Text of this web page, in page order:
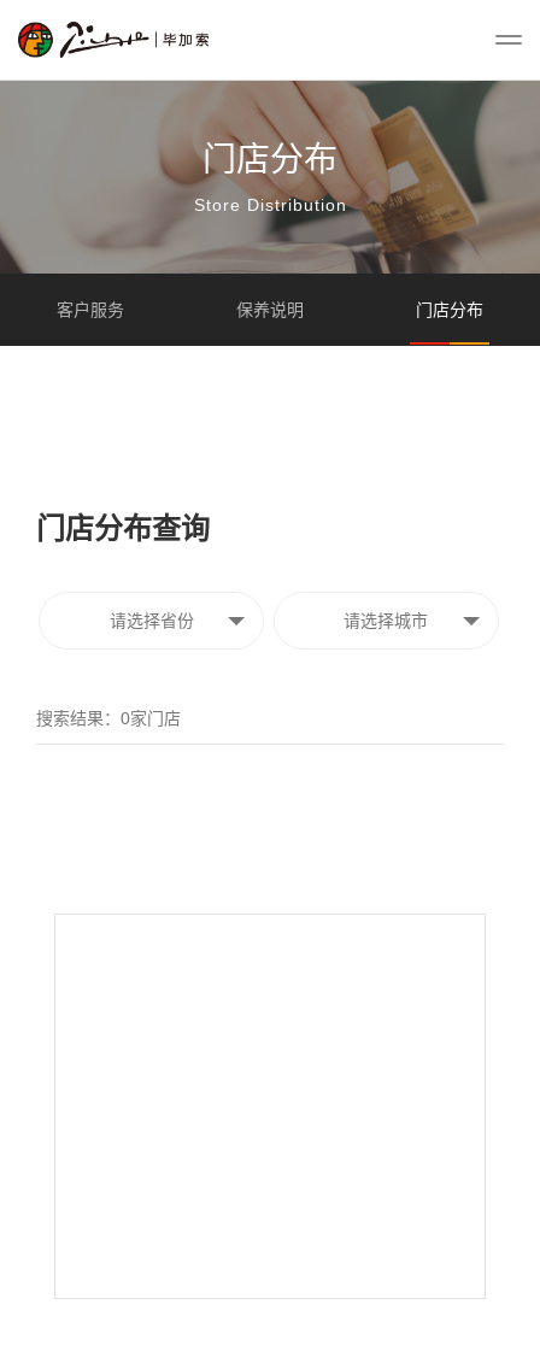
门店分布
Store Distribution
客户服务 保养说明 门店分布
门店分布查询
搜索结果： 0家门店